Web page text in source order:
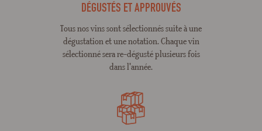
DÉGUSTÉS ET APPROUVÉS
Tous nos vins sont sélectionnés suite à une
dégustation et une notation. Chaque vin
sélectionné sera re-dégusté plusieurs fois
dans l'année.